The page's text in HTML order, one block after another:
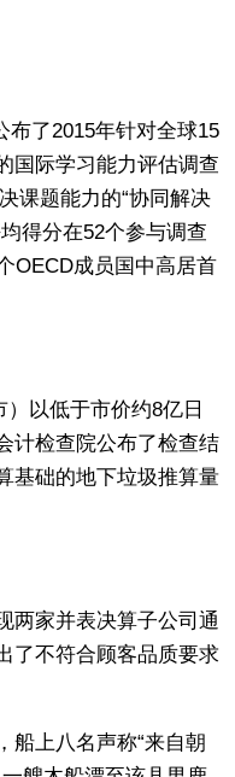
布了2015年针对全球15
国际学习能力评估调查
课题能力的“协同解决
得分在52个参与调查
OECD成员国中高居首
）以低于市价约8亿日
计检查院公布了检查结
基础的地下垃圾推算量
两家并表决算子公司通
了不符合顾客品质要求
船上八名声称“来自朝